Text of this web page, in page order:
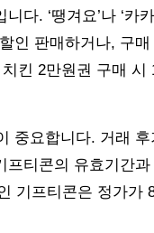
다. ‘땡겨요’나 ‘카
인 판매하거나, 구
킨 2만원권 구매 시
중요합니다. 거래
티콘의 유효기간
기프티콘은 정가가